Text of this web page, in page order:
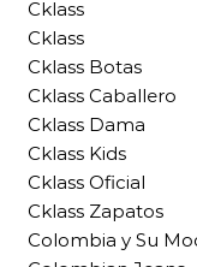
Cklass
Cklass
Cklass Botas
Cklass Caballero
Cklass Dama
Cklass Kids
Cklass Oficial
Cklass Zapatos
Colombia y Su